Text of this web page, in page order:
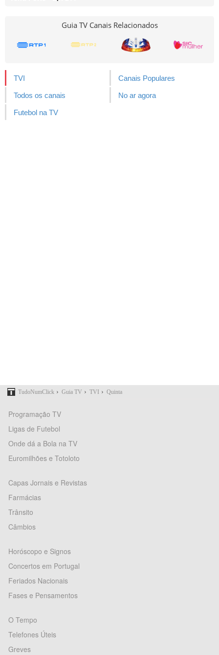
Guia TV Canais Relacionados
TVI Canais Populares
Todos os canais No ar agora
Futebol na TV
TudoNumClick › Guia TV › TVI › Quinta
Programação TV
Ligas de Futebol
Onde dá a Bola na TV
Euromilhões e Totoloto
Capas Jornais e Revistas
Farmácias
Trânsito
Câmbios
Horóscopo e Signos
Concertos em Portugal
Feriados Nacionais
Fases e Pensamentos
O Tempo
Telefones Úteis
Greves